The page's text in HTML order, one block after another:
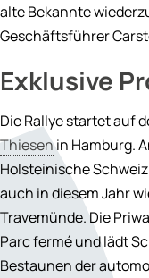
alte Bekannte
Geschäftsführer
Exklusive
Die Rallye startet auf
Thiesenin Hamburg.
Holsteinische
auch in diesem Jahr
Travemünde. Die
Parc fermé und lädt
Bestaunen der